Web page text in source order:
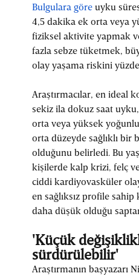
Bulgulara göre uyku
4,5 dakika ek orta veya
fiziksel aktivite yapmak
fazla sebze tüketmek,
olay yaşama riskini
Araştırmacılar, en ideal
sekiz ila dokuz saat
orta veya yüksek
orta düzeyde sağlıklı bir
olduğunu belirledi. Bu
kişilerde kalp krizi, felç
ciddi kardiyovasküler
en sağlıksız profile
daha düşük olduğu
'Küçük
sürdürülebilir'
Araştırmanın başyazarı